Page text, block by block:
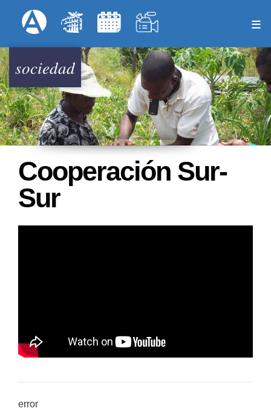
al
principal
Menú Superior
sociedad
Cooperación Sur-
Sur
error